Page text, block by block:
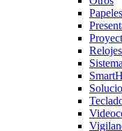
Papeles
Relojes